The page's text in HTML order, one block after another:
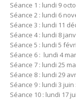
Séance 1 : lundi 9
Séance 2 : lundi 6
Séance 3 : lundi 11
Séance 4 : lundi 8
Séance 5 : lundi 5
Séance 6 : lundi 4
Séance 7 : lundi 25
Séance 8 : lundi 29
Séance 9 : lundi 3 juin
Séance 10 : lundi 17